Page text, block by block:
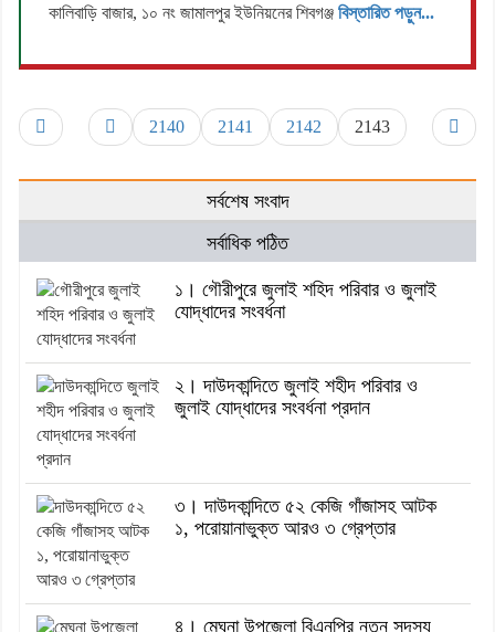
কালিবাড়ি বাজার, ১০ নং জামালপুর ইউনিয়নের শিবগঞ্জ বিস্তারিত পড়ুন...
2140 2141 2142 2143
সর্বশেষ সংবাদ
সর্বাধিক পঠিত
১। গৌরীপুরে জুলাই শহিদ পরিবার ও জুলাই
যোদ্ধাদের সংবর্ধনা
২। দাউদকান্দিতে জুলাই শহীদ পরিবার ও
জুলাই যোদ্ধাদের সংবর্ধনা প্রদান
৩। দাউদকান্দিতে ৫২ কেজি গাঁজাসহ আটক
১, পরোয়ানাভুক্ত আরও ৩ গ্রেপ্তার
৪। মেঘনা উপজেলা বিএনপির নতুন সদস্য